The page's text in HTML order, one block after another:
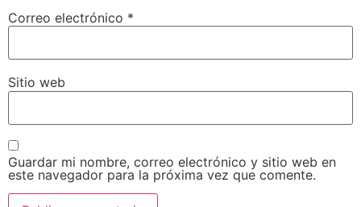
Correo electrónico *
Sitio web
Guardar mi nombre, correo electrónico y sitio web en
este navegador para la próxima vez que comente.